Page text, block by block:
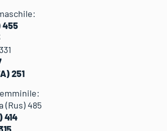
455
251
(Rus) 485
414